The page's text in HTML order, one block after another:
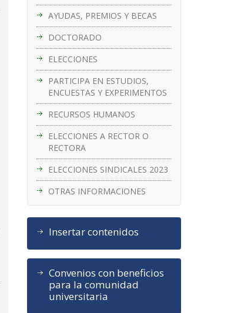
AYUDAS, PREMIOS Y BECAS
DOCTORADO
ELECCIONES
PARTICIPA EN ESTUDIOS,
ENCUESTAS Y EXPERIMENTOS
RECURSOS HUMANOS
ELECCIONES A RECTOR O
RECTORA
ELECCIONES SINDICALES 2023
OTRAS INFORMACIONES
Insertar contenidos
Convenios con beneficios
para la comunidad
universitaria